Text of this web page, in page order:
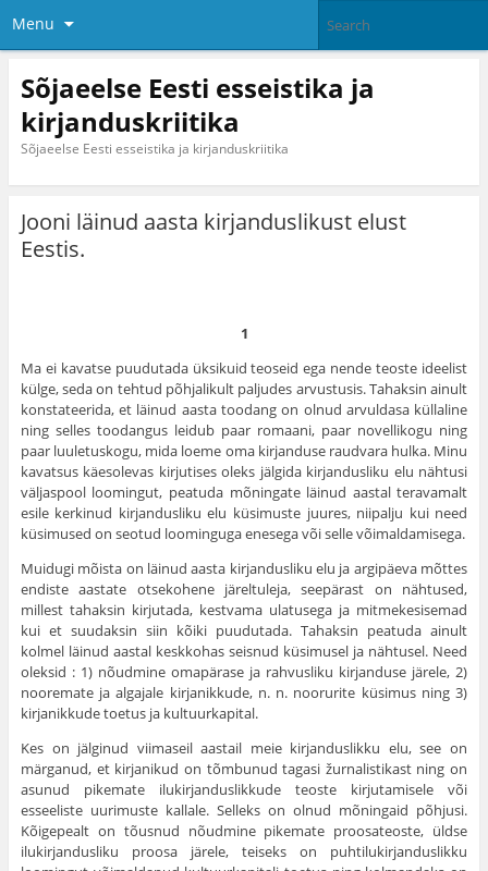
Menu
Sõjaeelse Eesti esseistika ja
kirjanduskriitika
Sõjaeelse Eesti esseistika ja kirjanduskriitika
Jooni läinud aasta kirjanduslikust elust
Eestis.
1
Ma ei kavatse puudutada üksikuid teoseid ega nende teoste ideelist
külge, seda on tehtud põhjalikult paljudes arvustusis. Tahaksin ainult
konstateerida, et läinud aasta toodang on olnud arvuldasa küllaline
ning selles toodangus leidub paar romaani, paar novellikogu ning
paar luuletus­kogu, mida loeme oma kirjanduse raudvara hulka. Minu
kavatsus käes­olevas kirjutises oleks jälgida kirjandusliku elu nähtusi
väljaspool loomingut, peatuda mõningate läinud aastal teravamalt
esile kerkinud kirjandusliku elu küsimuste juures, niipalju kui need
küsimused on seotud loominguga ene­sega või selle võimaldamisega.
Muidugi mõista on läinud aasta kirjandusliku elu ja argipäeva mõttes
endiste aastate otsekohene järeltuleja, seepärast on nähtused,
millest tahaksin kirjutada, kestvama ulatusega ja mitmekesisemad
kui et suudaksin siin kõiki puudutada. Tahaksin peatuda ainult
kolmel läinud aastal kesk­kohas seisnud küsimusel ja nähtusel. Need
oleksid : 1) nõudmine oma­pärase ja rahvusliku kirjanduse järele, 2)
nooremate ja algajale kirja­nikkude, n. n. noorurite küsimus ning 3)
kirjanikkude toetus ja kultuur­kapital.
Kes on jälginud viimaseil aastail meie kirjanduslikku elu, see on
märganud, et kirjanikud on tõmbunud tagasi žurnalistikast ning on
asunud pikemate ilukirjanduslikkude teoste kirjutamisele või
esseeliste uurimuste kallale. Selleks on olnud mõningaid põhjusi.
Kõigepealt on tõusnud nõudmine pikemate proosateoste, üldse
ilukirjandusliku proosa järele, teiseks on puhtilukirjanduslikku